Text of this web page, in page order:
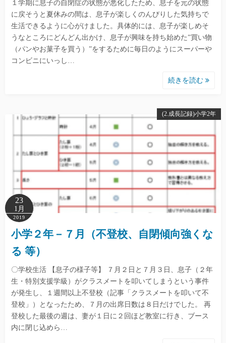
１学期に息子の自閉症の状態が悪化したため、息子を元の状態
に戻そうと夏休みの間は、息子が楽しくのんびりした気持ちで
生活できるように心がけました。具体的には、息子が楽しめそ
うなところにどんどん出かけ、息子が興味を持ち始めた”買い物
（パンやお菓子を買う）”をするために毎日のようにスーパーや
コンビニにいっし…
続きを読む
(2.成長記録)小学2年
23
1月
2019
小学２年－７月（不登校、自閉傾向強くな
る 等）
〇学校生活 【息子の様子等】 ７月２日と７月３日、息子（２年
生・特別支援学級）がクラスメートを叩いてしまうという事件
が発生し、１週間以上不登校（記事「クラスメートを叩いて不
登校」）となったため、７月の出席日数は８日だけでした。 再
登校した最後の週は、妻が１日に２回ほど教室に行き、ブース
内に閉じ込めら…